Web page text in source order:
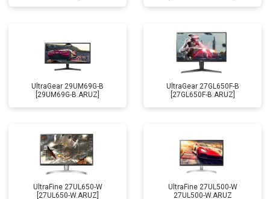
UltraGear 29UM69G-B
[29UM69G-B.ARUZ]
UltraGear 27GL650F-B
[27GL650F-B.ARUZ]
UltraFine 27UL650-W
[27UL650-W.ARUZ]
UltraFine 27UL500-W
27UL500-W.ARUZ